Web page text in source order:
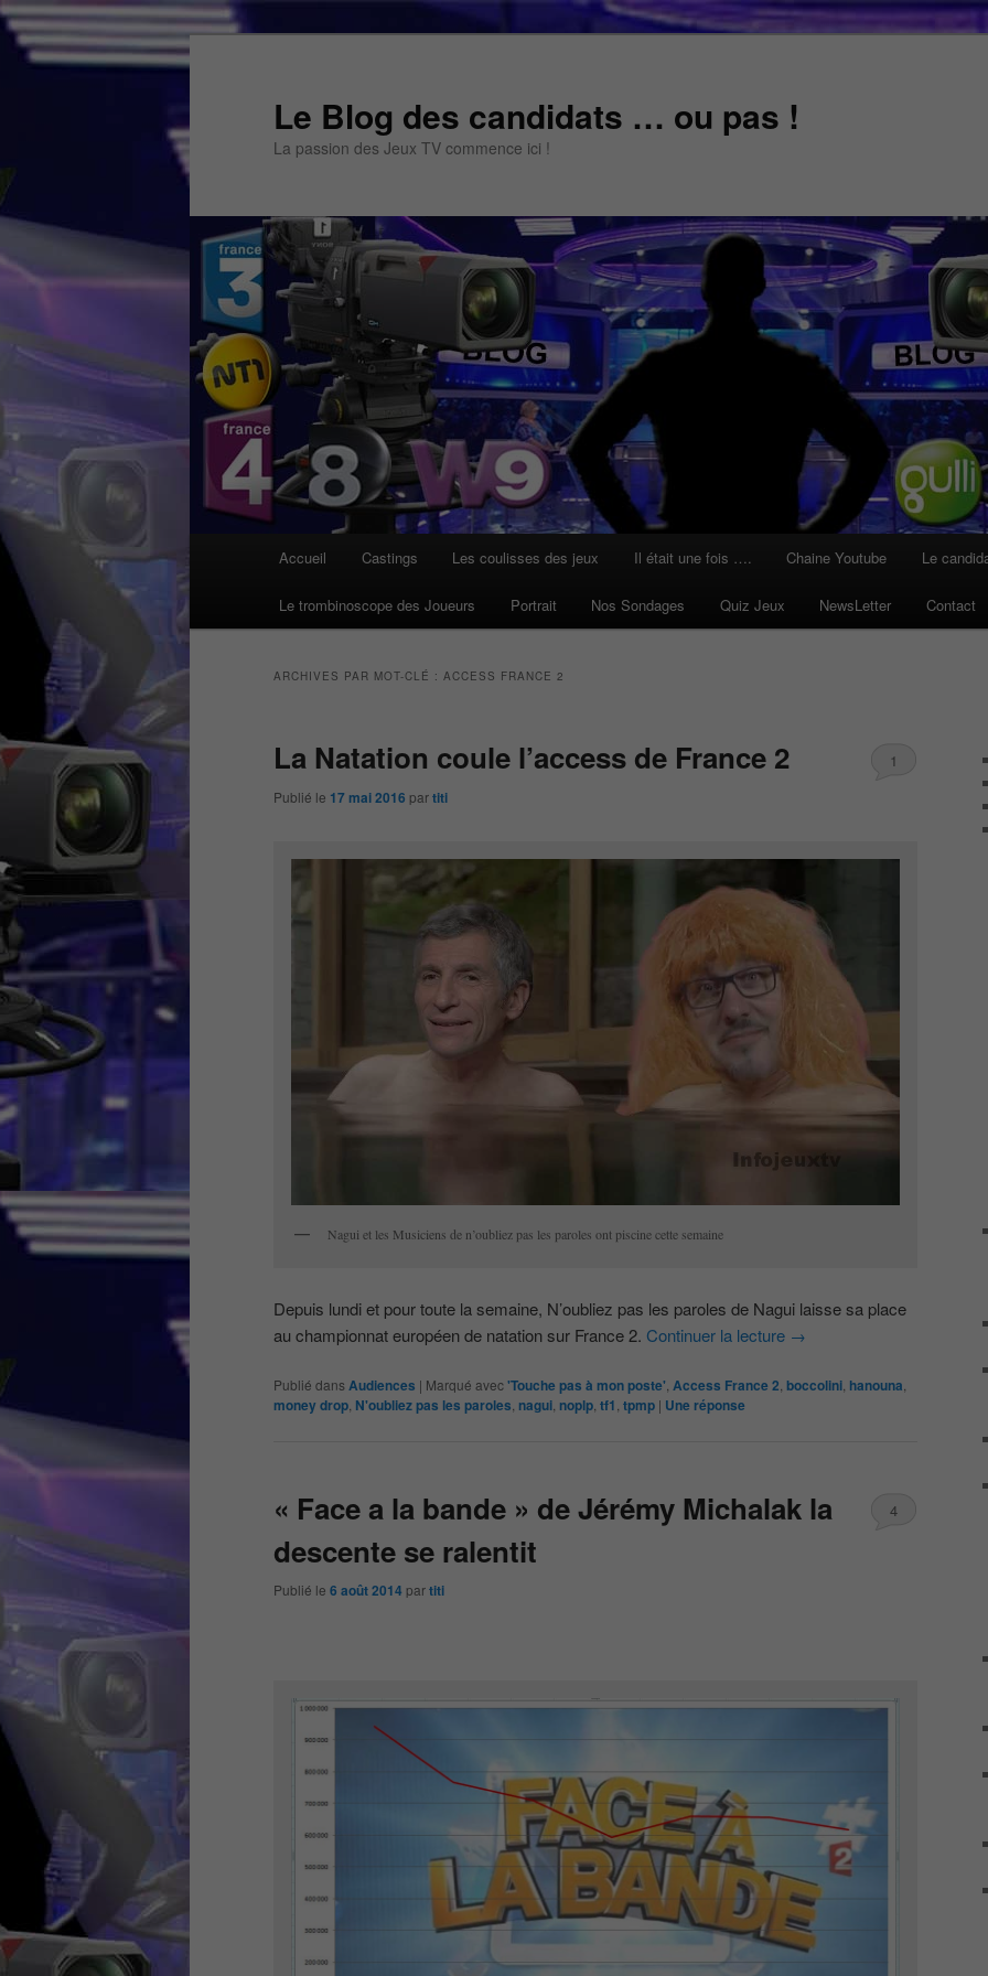
Aller
Aller
Le Blog des candidats … ou pas !
La passion des Jeux TV commence ici !
Accueil Castings Les coulisses des jeux Il était une fois …. Chaine Youtube Le
Le trombinoscope des Joueurs Portrait Nos Sondages Quiz Jeux NewsLetter Contact
ARCHIVES PAR MOT-CLÉ : ACCESS FRANCE 2
La Natation coule l’access de France 2
Publié le 17 mai 2016 partiti
1
Nagui et les Musiciens de n’oubliez pas les paroles ont piscine cette semaine
Depuis lundi et pour toute la semaine, N’oubliez pas les paroles de Nagui laisse sa place
au championnat européen de natation sur France 2. Continuer la lecture →
Publié dansAudiences | Marqué avec'Touche pas à mon poste' Access France 2 boccolini hanouna
money drop N'oubliez pas les paroles nagui noplp tf1 tpmp | Une réponse
« Face a la bande » de Jérémy Michalak la
descente se ralentit
Publié le 6 août 2014 partiti
4